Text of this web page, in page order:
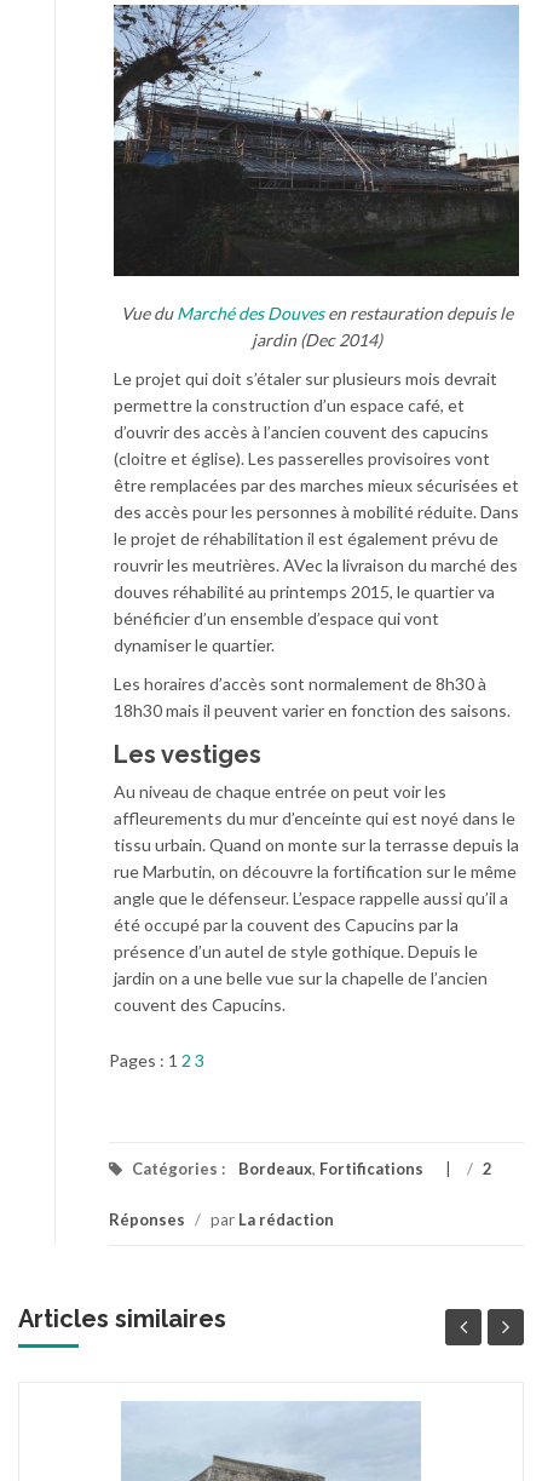
Vue duMarché des Douvesen restauration depuis le
jardin (Dec 2014)
Le projet qui doit s’étaler sur plusieurs mois devrait
permettre la construction d’un espace café, et
d’ouvrir des accès à l’ancien couvent des capucins
(cloitre et église). Les passerelles provisoires vont
être remplacées par des marches mieux sécurisées et
des accès pour les personnes à mobilité réduite. Dans
le projet de réhabilitation il est également prévu de
rouvrir les meutrières. AVec la livraison du marché des
douves réhabilité au printemps 2015, le quartier va
bénéficier d’un ensemble d’espace qui vont
dynamiser le quartier.
Les horaires d’accès sont normalement de 8h30 à
18h30 mais il peuvent varier en fonction des saisons.
Les vestiges
Au niveau de chaque entrée on peut voir les
affleurements du mur d’enceinte qui est noyé dans le
tissu urbain. Quand on monte sur la terrasse depuis la
rue Marbutin, on découvre la fortification sur le même
angle que le défenseur. L’espace rappelle aussi qu’il a
été occupé par la couvent des Capucins par la
présence d’un autel de style gothique. Depuis le
jardin on a une belle vue sur la chapelle de l’ancien
couvent des Capucins.
Pages : 1 2 3
Catégories : Bordeaux, Fortifications / 2
Réponses / par La rédaction
Articles similaires